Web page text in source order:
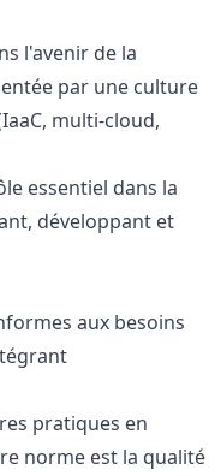
l'avenir de la
par une culture
multi-cloud,
essentiel dans la
développant et
aux besoins
pratiques en
norme est la qualité